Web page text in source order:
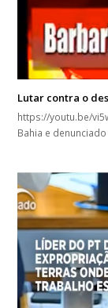
Lutar contra o
https://youtu.be/
Bahia e